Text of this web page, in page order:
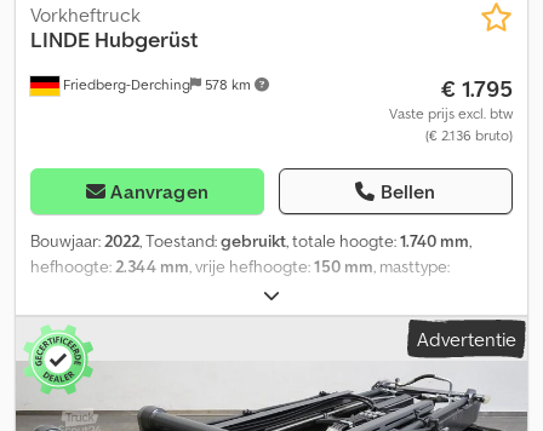
Friedberg-Derching 578 km
Vorkheftruck
LINDE Hubgerüst
€ 1.795
Vaste prijs excl. btw
(€ 2.136 bruto)
Aanvragen Bellen
Bouwjaar:2022, Toestand:gebruikt, totale hoogte:1.740 mm,
hefhoogte:2.344 mm, vrije hefhoogte:150 mm, masttype:
, Mastuitvoering: Standaard, draagvermogen 1400 kg bij
mm lastzwaartepunt, bouwhoogte: 1740 mm, hefhoogte: 2344 mm,
vrije hef: 150 mm, vorkdragerbreedte: 560 mm, vorklengte: 1150
mm, mast voor serie: 1173, nieuwe standaard hefmast met
vorkdrager, mastbescherming poly, geschikt voor L 14 / BR 1173,
vorklengte: 1150. Cjdpow Uyuvjfx Aagsrf
Advertentie